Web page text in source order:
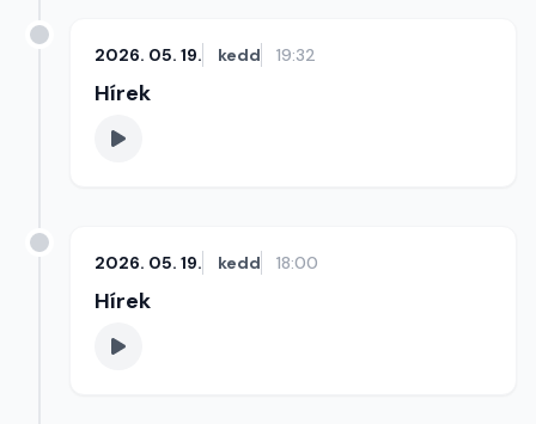
2026. 05. 19. kedd 19:32
Hírek
2026. 05. 19. kedd 18:00
Hírek